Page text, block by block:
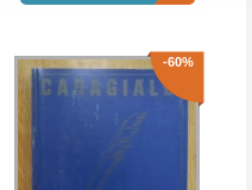
-60%